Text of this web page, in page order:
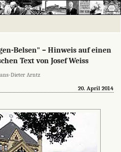
Belsen" – Hinweis auf einen
Text von Josef Weiss
Dieter Arntz
20. April 2014